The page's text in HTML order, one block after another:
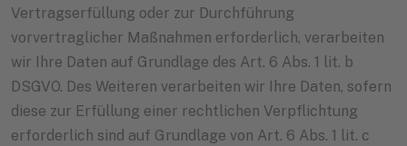
Vertragserfüllung oder zur Durchführung
vorvertraglicher Maßnahmen erforderlich, verarbeiten
wir Ihre Daten auf Grundlage des Art. 6 Abs. 1 lit. b
DSGVO. Des Weiteren verarbeiten wir Ihre Daten, sofern
diese zur Erfüllung einer rechtlichen Verpflichtung
erforderlich sind auf Grundlage von Art. 6 Abs. 1 lit. c